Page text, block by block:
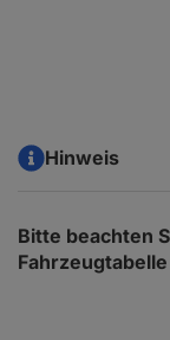
Hinweis
Bitte beachten
Fahrzeugtabelle